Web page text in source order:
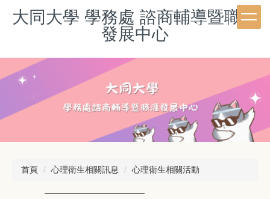
內
容
大同大學 學務處 諮商輔導暨職涯
發展中心
首頁 心理衛生相關訊息 心理衛生相關活動